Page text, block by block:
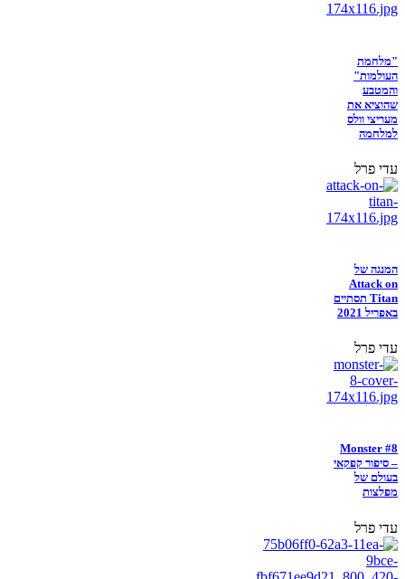
"מלחמת
העולמות"
והמטבע
שהוציא את
מעריצי וולס
למלחמה
עדי פרל
המנגה של
Attack on
Titan תסתיים
באפריל 2021
עדי פרל
Monster #8
– סיפור קפקאי
בעולם של
מפלצות
עדי פרל